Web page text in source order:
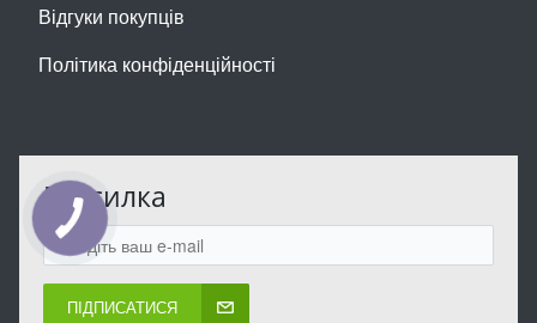
Відгуки покупців
Політика конфіденційності
Розсилка
ПІДПИСАТИСЯ
КНОПКА
ЗВ'ЯЗКУ